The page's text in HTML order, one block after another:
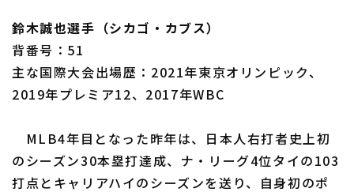
鈴木誠也選手（シカゴ・カブス）
背番号：51
主な国際大会出場歴：2021年東京オリンピック、
2019年プレミア12、2017年WBC
MLB4年目となった昨年は、日本人右打者史上初
のシーズン30本塁打達成、ナ・リーグ4位タイの103
打点とキャリアハイのシーズンを送り、自身初のポ